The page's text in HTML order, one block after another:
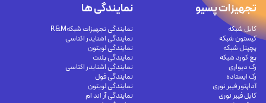
تجهیزات پسیو
کابل شبکه
کیستون شبکه
پچپنل شبکه
پچ کورد شبکه
رک دیواری
رک ایستاده
آداپتور فیبر نوری
کابل فیبر نوری
نمایندگی ها
نمایندگی تجهیزات شبکهR&M
نمایندگی اشنایدر اکتاسی
نمایندگی لویتون
نمایندگی پلنت
نمایندگی اشنایدر اکتاسی
نمایندگی فول
نمایندگی لویتون
نمایندگی آر اند ام